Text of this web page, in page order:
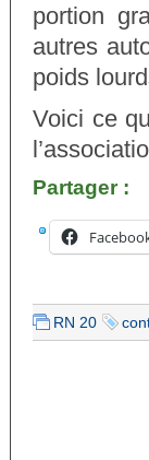
portion
autres
poids
Voici ce
Partager :
RN 20